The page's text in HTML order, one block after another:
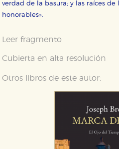
verdad de la basura; y las raíces de
honorables».
Leer fragmento
Cubierta en alta resolución
Otros libros de este autor:
HABILITAR TODO